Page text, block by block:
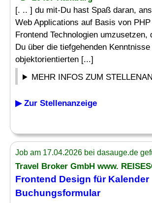
[. .. ] du mit-Du hast Spaß daran,
Web Applications auf Basis von
Frontend Technologien umzusetzen,
Du über die tiefgehenden
objektorientierten [...]
MEHR INFOS ZUM
▶ Zur Stellenanzeige
Job am 17.04.2026 bei dasauge.de
Travel Broker GmbH www.
Frontend Design für Kalender
Buchungsformular